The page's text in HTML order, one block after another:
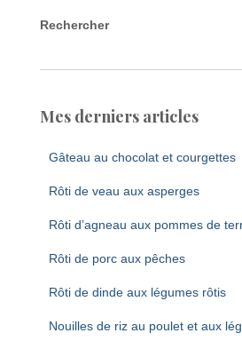
Rechercher
Mes derniers articles
Gâteau au chocolat et courgettes
Rôti de veau aux asperges
Rôti d’agneau aux pommes de
Rôti de porc aux pêches
Rôti de dinde aux légumes rôtis
Nouilles de riz au poulet et aux